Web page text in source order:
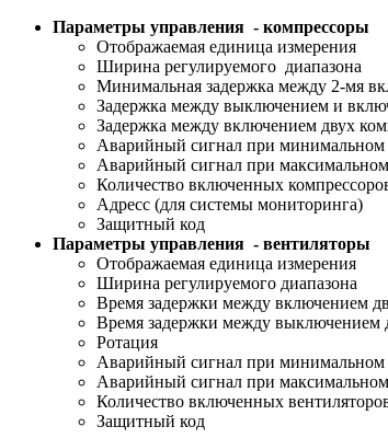
Параметры управления - компрессоры
Отображаемая единица измерения
Ширина регулируемого диапазона
Минимальная задержка между 2-мя
Задержка между выключением и
Задержка между включением двух
Аварийный сигнал при минимальном
Аварийный сигнал при
Количество включенных
Адресс (для системы мониторинга)
Защитный код
Параметры управления - вентиляторы
Отображаемая единица измерения
Ширина регулируемого диапазона
Время задержки между включением
Время задержки между выключением
Ротация
Аварийный сигнал при минимальном
Аварийный сигнал при
Количество включенных
Защитный код